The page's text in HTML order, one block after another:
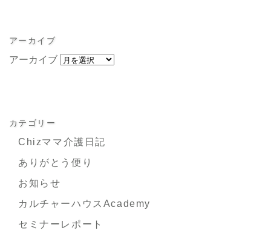
アーカイブ
アーカイブ
カテゴリー
Chizママ介護日記
ありがとう便り
お知らせ
カルチャーハウスAcademy
セミナーレポート